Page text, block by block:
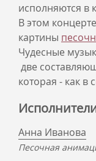
исполняются в
В этом
картины
Чудесные
две
которая - как в
Анна Иванова
Песочная